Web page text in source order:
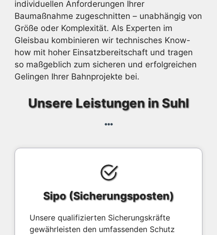
individuellen Anforderungen Ihrer
Baumaßnahme zugeschnitten – unabhängig von
Größe oder Komplexität. Als Experten im
Gleisbau kombinieren wir technisches Know-
how mit hoher Einsatzbereitschaft und tragen
so maßgeblich zum sicheren und erfolgreichen
Gelingen Ihrer Bahnprojekte bei.
Unsere Leistungen in Suhl
Sipo (Sicherungsposten)
Unsere qualifizierten Sicherungskräfte
gewährleisten den umfassenden Schutz